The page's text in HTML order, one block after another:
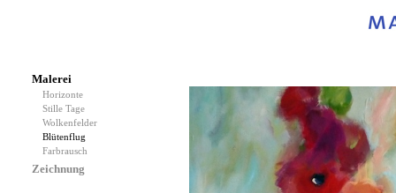
Malerei
Horizonte
Stille Tage
Wolkenfelder
Blütenflug
Farbrausch
Zeichnung